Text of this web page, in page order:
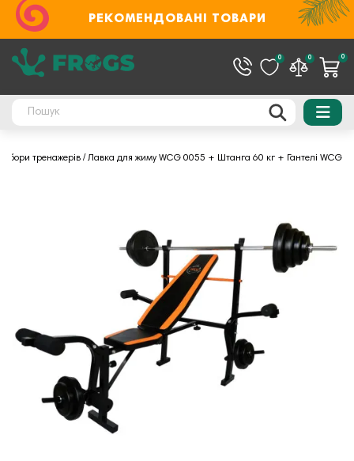
РЕКОМЕНДОВАНІ ТОВАРИ
0 0 0
тренажерів Лавка для жиму WCG 0055 + Штанга 60 кг + Гантелі WCG